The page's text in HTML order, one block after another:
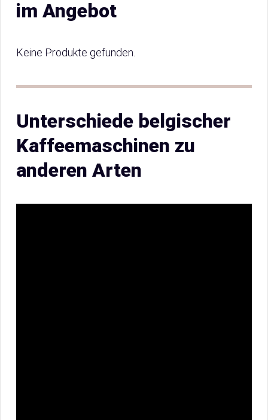
im Angebot
Keine Produkte gefunden.
Unterschiede belgischer
Kaffeemaschinen zu
anderen Arten